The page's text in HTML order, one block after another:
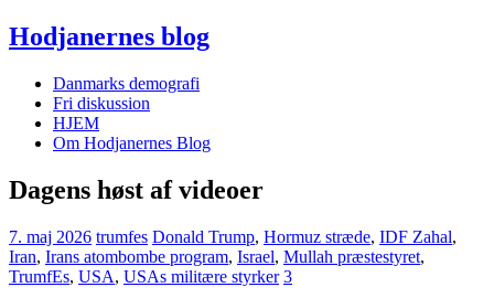
Hodjanernes blog
Danmarks demografi
Fri diskussion
HJEM
Om Hodjanernes Blog
Dagens høst af videoer
7. maj 2026 trumfes Donald Trump, Hormuz stræde, IDF Zahal,
Iran, Irans atombombe program, Israel, Mullah præstestyret,
TrumfEs, USA, USAs militære styrker 3